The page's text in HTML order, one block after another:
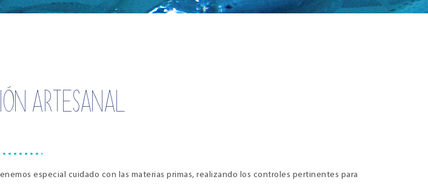
ARTESANAL
especial cuidado con las materias primas, realizando los controles pertinentes para